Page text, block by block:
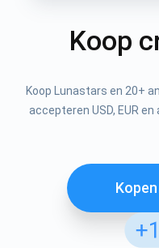
Koop
Koop Lunastars en 20+
accepteren USD, EUR